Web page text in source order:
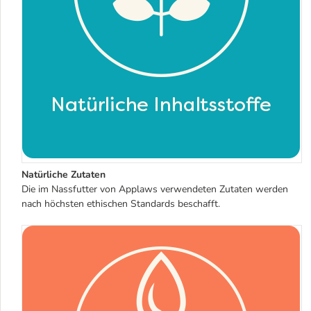
Natürliche Zutaten
Die im Nassfutter von Applaws verwendeten Zutaten werden
nach höchsten ethischen Standards beschafft.